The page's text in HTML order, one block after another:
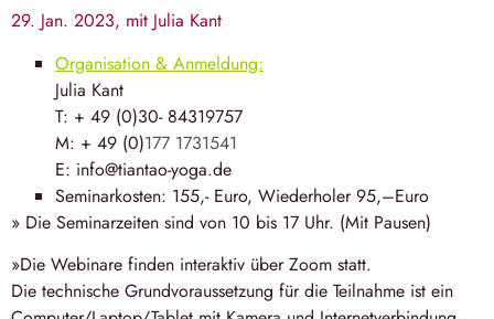
29. Jan. 2023, mit Julia Kant
Organisation & Anmeldung:
Julia Kant
T: + 49 (0)30- 84319757
M: + 49 (0)177 1731541
E: info@tiantao-yoga.de
Seminarkosten: 155,- Euro, Wiederholer 95,–Euro
» Die Seminarzeiten sind von 10 bis 17 Uhr. (Mit Pausen)
»Die Webinare finden interaktiv über Zoom statt.
Die technische Grundvoraussetzung für die Teilnahme ist ein